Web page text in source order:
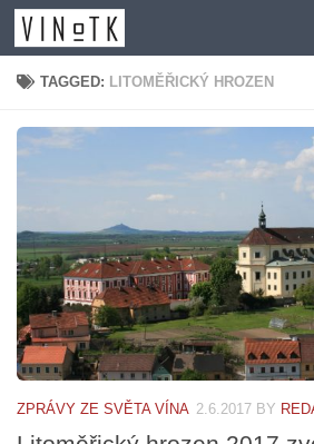
Skip to content
TAGGED: LITOMĚŘICKÝ HROZEN
ZPRÁVY ZE SVĚTA VÍNA 2.6.2017 BY